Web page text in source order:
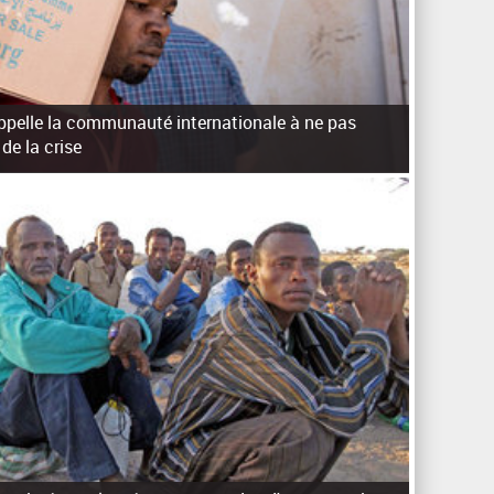
la communauté internationale à ne pas
la crise